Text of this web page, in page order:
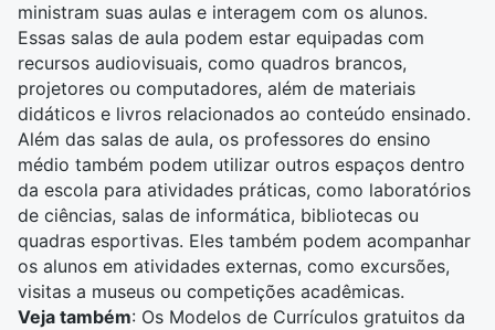
ministram suas aulas e interagem com os alunos.
Essas salas de aula podem estar equipadas com
recursos audiovisuais, como quadros brancos,
projetores ou computadores, além de materiais
didáticos e livros relacionados ao conteúdo ensinado.
Além das salas de aula, os professores do ensino
médio também podem utilizar outros espaços dentro
da escola para atividades práticas, como laboratórios
de ciências, salas de informática, bibliotecas ou
quadras esportivas. Eles também podem acompanhar
os alunos em atividades externas, como excursões,
visitas a museus ou competições acadêmicas.
Veja também: Os Modelos de Currículos gratuitos da